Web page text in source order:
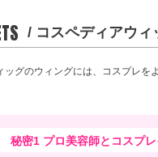
/ コスペディアウィ
ッグのウィングには、コスプレを
秘密1 プロ美容師とコスプ